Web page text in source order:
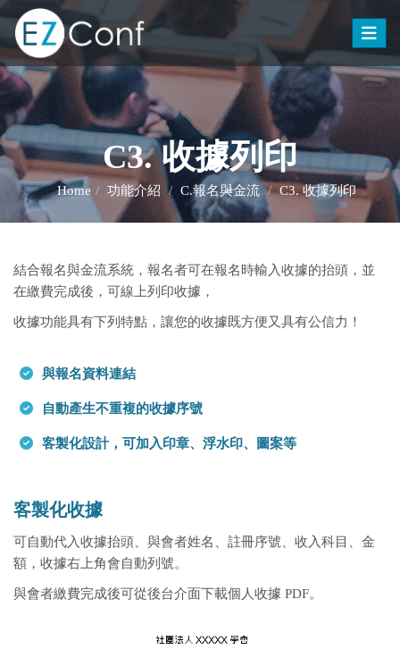
C3. 收據列印
Home 功能介紹 C.報名與金流 C3. 收據列印
結合報名與金流系統，報名者可在報名時輸入收據的抬頭，並
在繳費完成後，可線上列印收據，
收據功能具有下列特點，讓您的收據既方便又具有公信力！
與報名資料連結
自動產生不重複的收據序號
客製化設計，可加入印章、浮水印、圖案等
客製化收據
可自動代入收據抬頭、與會者姓名、註冊序號、收入科目、金
額，收據右上角會自動列號。
與會者繳費完成後可從後台介面下載個人收據 PDF。